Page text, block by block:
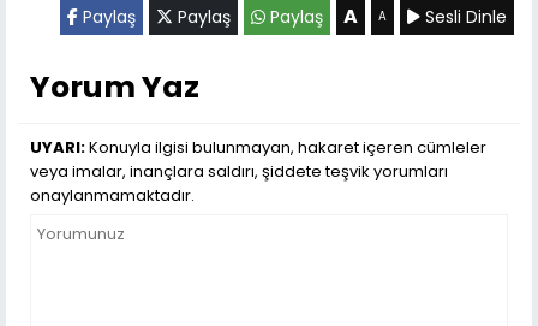
Paylaş Paylaş Paylaş A A Sesli Dinle
Yorum Yaz
UYARI:Konuyla ilgisi bulunmayan, hakaret içeren cümleler
veya imalar, inançlara saldırı, şiddete teşvik yorumları
onaylanmamaktadır.